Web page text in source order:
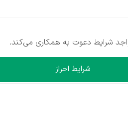
شرایط دعوت به همکاری می‌کند.
شرایط احراز